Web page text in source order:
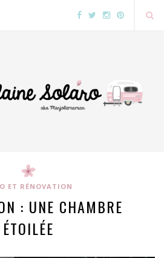
ET RÉNOVATION
: UNE CHAMBRE
ÉTOILÉE